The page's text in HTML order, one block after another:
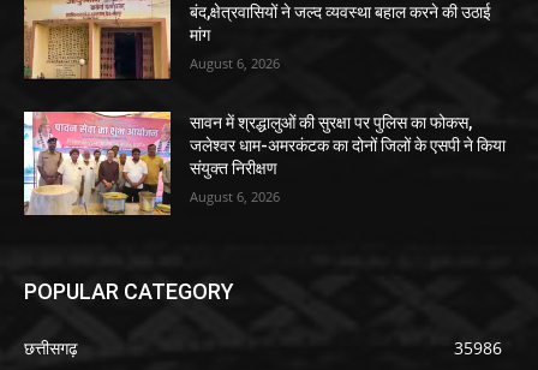
बंद,क्षेत्रवासियों ने जल्द व्यवस्था बहाल करने की उठाई
मांग
August 6, 2026
सावन में श्रद्धालुओं की सुरक्षा पर पुलिस का फोकस,
जलेश्वर धाम-अमरकंटक का दोनों जिलों के एसपी ने किया
संयुक्त निरीक्षण
August 6, 2026
POPULAR CATEGORY
छत्तीसगढ़
35986